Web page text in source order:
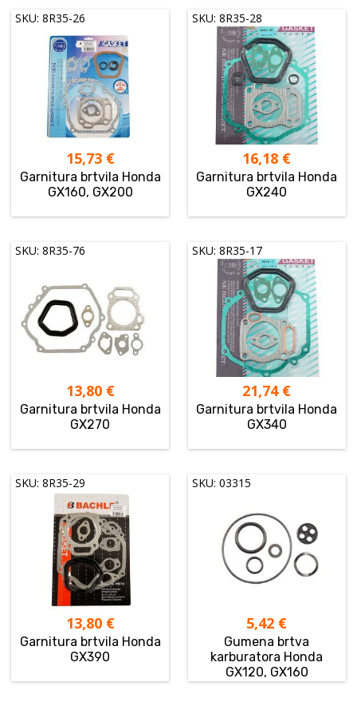
SKU: 8R35-26
15,73 €
Garnitura brtvila Honda
GX160, GX200
SKU: 8R35-28
16,18 €
Garnitura brtvila Honda
GX240
SKU: 8R35-76
13,80 €
Garnitura brtvila Honda
GX270
SKU: 8R35-17
21,74 €
Garnitura brtvila Honda
GX340
SKU: 8R35-29
13,80 €
Garnitura brtvila Honda
GX390
SKU: 03315
5,42 €
Gumena brtva
karburatora Honda
GX120, GX160